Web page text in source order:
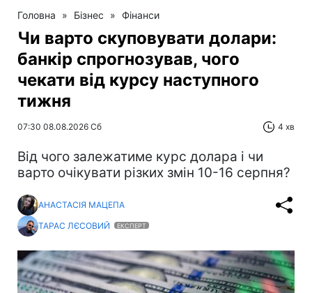
Головна » Бізнес » Фінанси
Чи варто скуповувати долари:
банкір спрогнозував, чого
чекати від курсу наступного
тижня
07:30 08.08.2026 Сб 4 хв
Від чого залежатиме курс долара і чи
варто очікувати різких змін 10-16 серпня?
АНАСТАСІЯ МАЦЕПА
ТАРАС ЛЄСОВИЙ
ЕКСПЕРТ